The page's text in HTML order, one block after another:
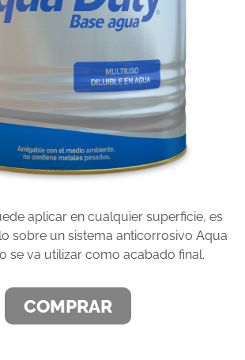
aplicar en cualquier superficie, es
sobre un sistema anticorrosivo Aqua
se va utilizar como acabado final.
COMPRAR